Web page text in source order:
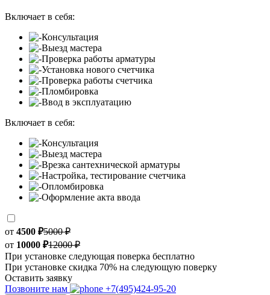
Включает в себя:
Консультация
Выезд мастера
Проверка работы арматуры
Установка нового счетчика
Проверка работы счетчика
Пломбировка
Ввод в эксплуатацию
Включает в себя:
Консультация
Выезд мастера
Врезка сантехнической арматуры
Настройка, тестирование счетчика
Опломбировка
Оформление акта ввода
от 4500 ₽5000 ₽
от 10000 ₽12000 ₽
При установке следующая поверка бесплатно
При установке скидка 70% на следующую поверку
Оставить заявку
Позвоните нам
+7(495)424-95-20